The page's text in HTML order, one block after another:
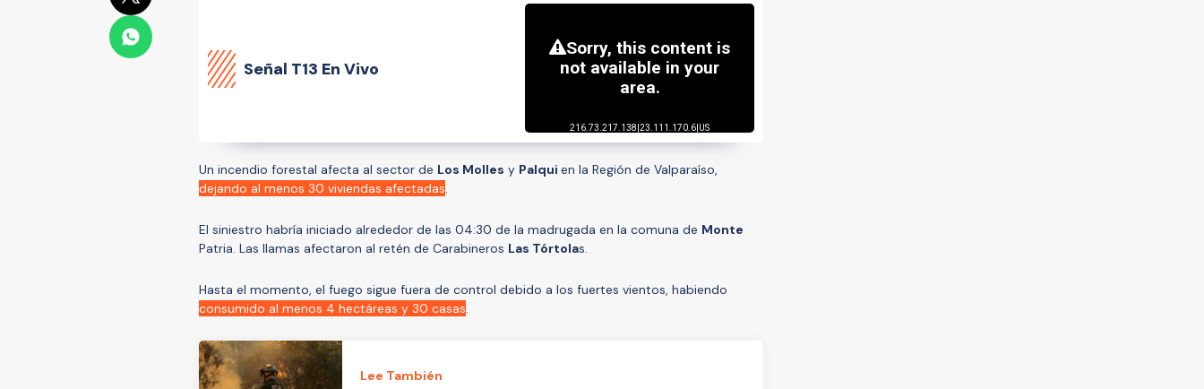
Señal T13 En Vivo
Un incendio forestal afecta al sector de Los Molles y Palqui en la Región de Valparaíso,
dejando al menos 30 viviendas afectadas.
El siniestro habría iniciado alrededor de las 04:30 de la madrugada en la comuna de Monte
Patria. Las llamas afectaron al retén de Carabineros Las Tórtolas.
Hasta el momento, el fuego sigue fuera de control debido a los fuertes vientos, habiendo
consumido al menos 4 hectáreas y 30 casas.
Lee También